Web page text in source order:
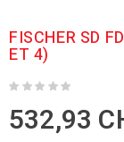
FISCHER SD
ET 4)
532,93